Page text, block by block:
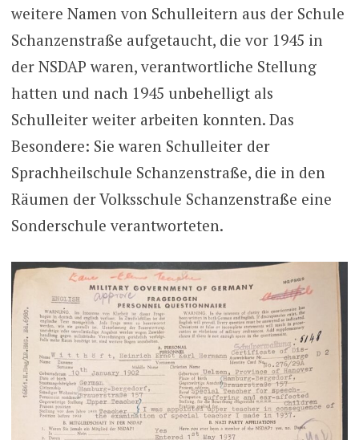
weitere Namen von Schulleitern aus der Schule
Schanzenstraße aufgetaucht, die vor 1945 in
der NSDAP waren, verantwortliche Stellung
hatten und nach 1945 unbehelligt als
Schulleiter weiter arbeiten konnten. Das
Besondere: Sie waren Schulleiter der
Sprachheilschule Schanzenstraße, die in den
Räumen der Volksschule Schanzenstraße eine
Sonderschule verantworteten.